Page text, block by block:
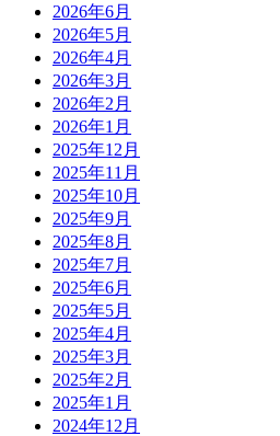
2026年6月
2026年5月
2026年4月
2026年3月
2026年2月
2026年1月
2025年12月
2025年11月
2025年10月
2025年9月
2025年8月
2025年7月
2025年6月
2025年5月
2025年4月
2025年3月
2025年2月
2025年1月
2024年12月